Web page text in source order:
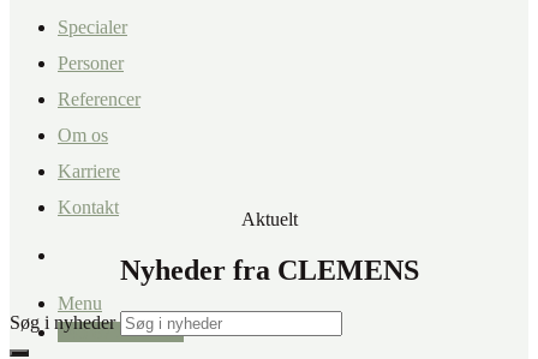
Specialer
Personer
Referencer
Om os
Karriere
Kontakt
Menu
+45 87 32 12 50
Aktuelt
Nyheder fra CLEMENS
Søg i nyheder